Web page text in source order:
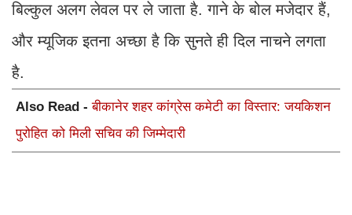
बिल्कुल अलग लेवल पर ले जाता है. गाने के बोल मजेदार हैं,
और म्यूजिक इतना अच्छा है कि सुनते ही दिल नाचने लगता
है.
Also Read -बीकानेर शहर कांग्रेस कमेटी का विस्तार: जयकिशन
पुरोहित को मिली सचिव की जिम्मेदारी